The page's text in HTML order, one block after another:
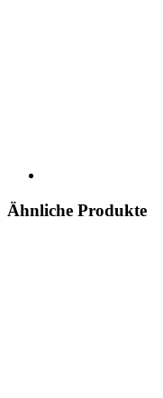
Ähnliche Produkte